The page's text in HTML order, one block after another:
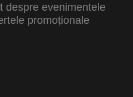
despre evenimentele
promoționale